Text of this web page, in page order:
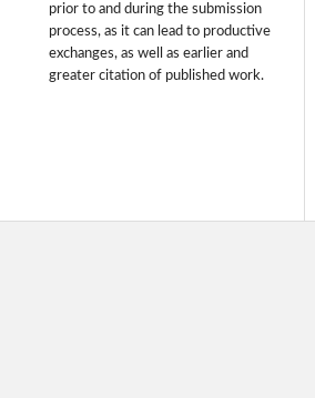
prior to and during the submission
process, as it can lead to productive
exchanges, as well as earlier and
greater citation of published work.